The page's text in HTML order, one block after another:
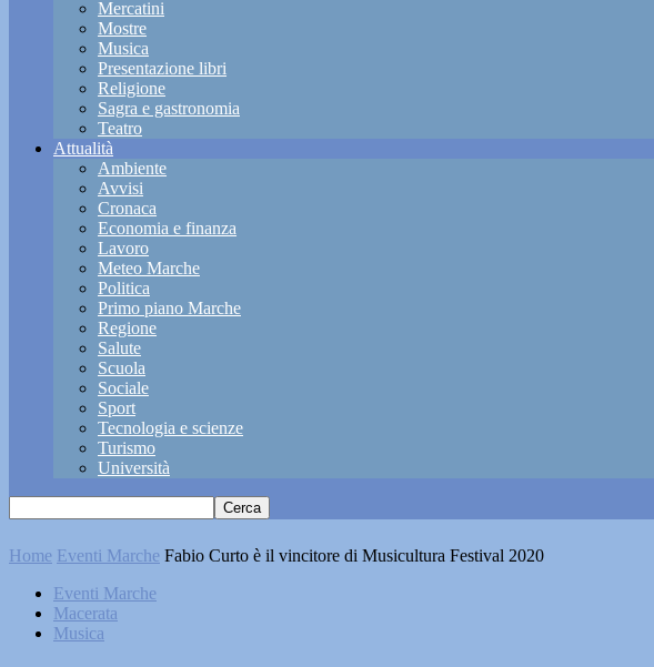
Mercatini
Mostre
Musica
Presentazione libri
Religione
Sagra e gastronomia
Teatro
Attualità
Ambiente
Avvisi
Cronaca
Economia e finanza
Lavoro
Meteo Marche
Politica
Primo piano Marche
Regione
Salute
Scuola
Sociale
Sport
Tecnologia e scienze
Turismo
Università
Home Eventi Marche Fabio Curto è il vincitore di Musicultura Festival 2020
Eventi Marche
Macerata
Musica